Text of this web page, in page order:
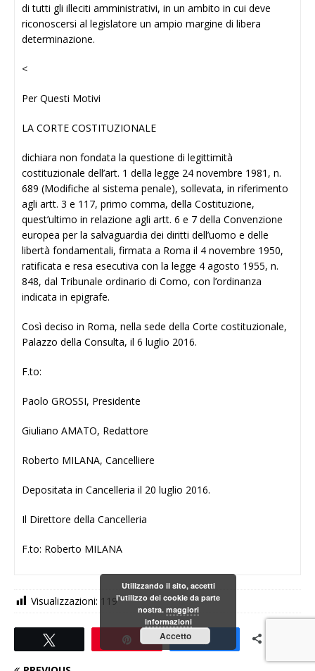
di tutti gli illeciti amministrativi, in un ambito in cui deve
riconoscersi al legislatore un ampio margine di libera
determinazione.
<
Per Questi Motivi
LA CORTE COSTITUZIONALE
dichiara non fondata la questione di legittimità
costituzionale dell’art. 1 della legge 24 novembre 1981, n.
689 (Modifiche al sistema penale), sollevata, in riferimento
agli artt. 3 e 117, primo comma, della Costituzione,
quest’ultimo in relazione agli artt. 6 e 7 della Convenzione
europea per la salvaguardia dei diritti dell’uomo e delle
libertà fondamentali, firmata a Roma il 4 novembre 1950,
ratificata e resa esecutiva con la legge 4 agosto 1955, n.
848, dal Tribunale ordinario di Como, con l’ordinanza
indicata in epigrafe.
Così deciso in Roma, nella sede della Corte costituzionale,
Palazzo della Consulta, il 6 luglio 2016.
F.to:
Paolo GROSSI, Presidente
Giuliano AMATO, Redattore
Roberto MILANA, Cancelliere
Depositata in Cancelleria il 20 luglio 2016.
Il Direttore della Cancelleria
F.to: Roberto MILANA
Visualizzazioni: 119
Utilizzando il sito, accetti
l'utilizzo dei cookie da parte
nostra. maggiori
informazioni
Accetto